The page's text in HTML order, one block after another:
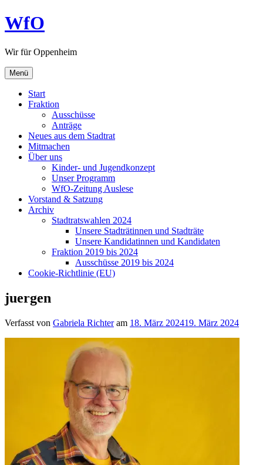
Zum
Inhalt
WfO
Wir für Oppenheim
Menü
Start
Fraktion
Ausschüsse
Anträge
Neues aus dem Stadtrat
Mitmachen
Über uns
Kinder- und Jugendkonzept
Unser Programm
WfO-Zeitung Auslese
Vorstand & Satzung
Archiv
Stadtratswahlen 2024
Unsere Stadträtinnen und Stadträte
Unsere Kandidatinnen und Kandidaten
Fraktion 2019 bis 2024
Ausschüsse 2019 bis 2024
Cookie-Richtlinie (EU)
juergen
Verfasst von Gabriela Richter am 18. März 202419. März 2024